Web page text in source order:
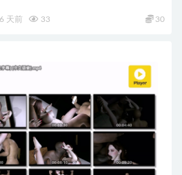
天前 33 30